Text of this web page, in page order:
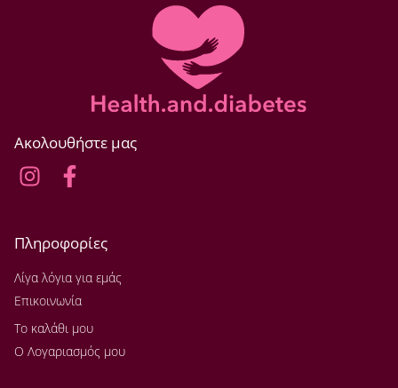
Ακολουθήστε μας
Πληροφορίες
Λίγα λόγια για εμάς
Επικοινωνία
Το καλάθι μου
Ο Λογαριασμός μου